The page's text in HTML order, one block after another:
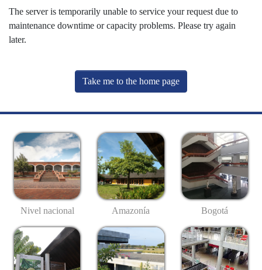
The server is temporarily unable to service your request due to
maintenance downtime or capacity problems. Please try again
later.
Take me to the home page
Nivel nacional Amazonía Bogotá